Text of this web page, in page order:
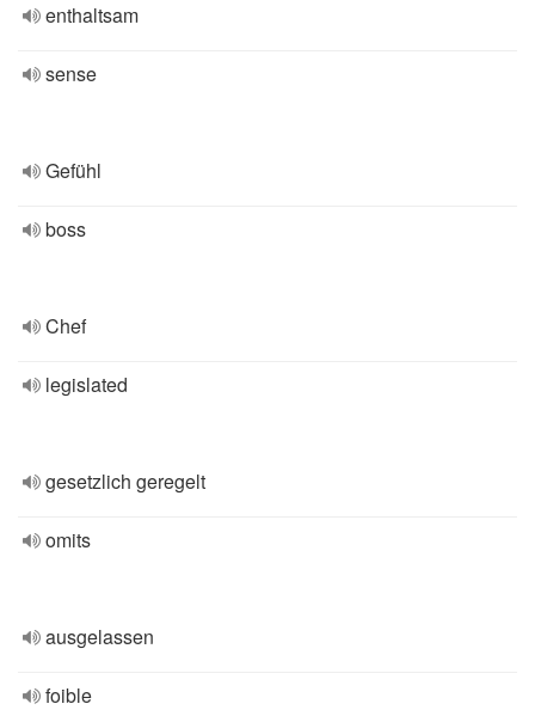
enthaltsam
sense
Gefühl
boss
Chef
legislated
gesetzlich geregelt
omits
ausgelassen
foible